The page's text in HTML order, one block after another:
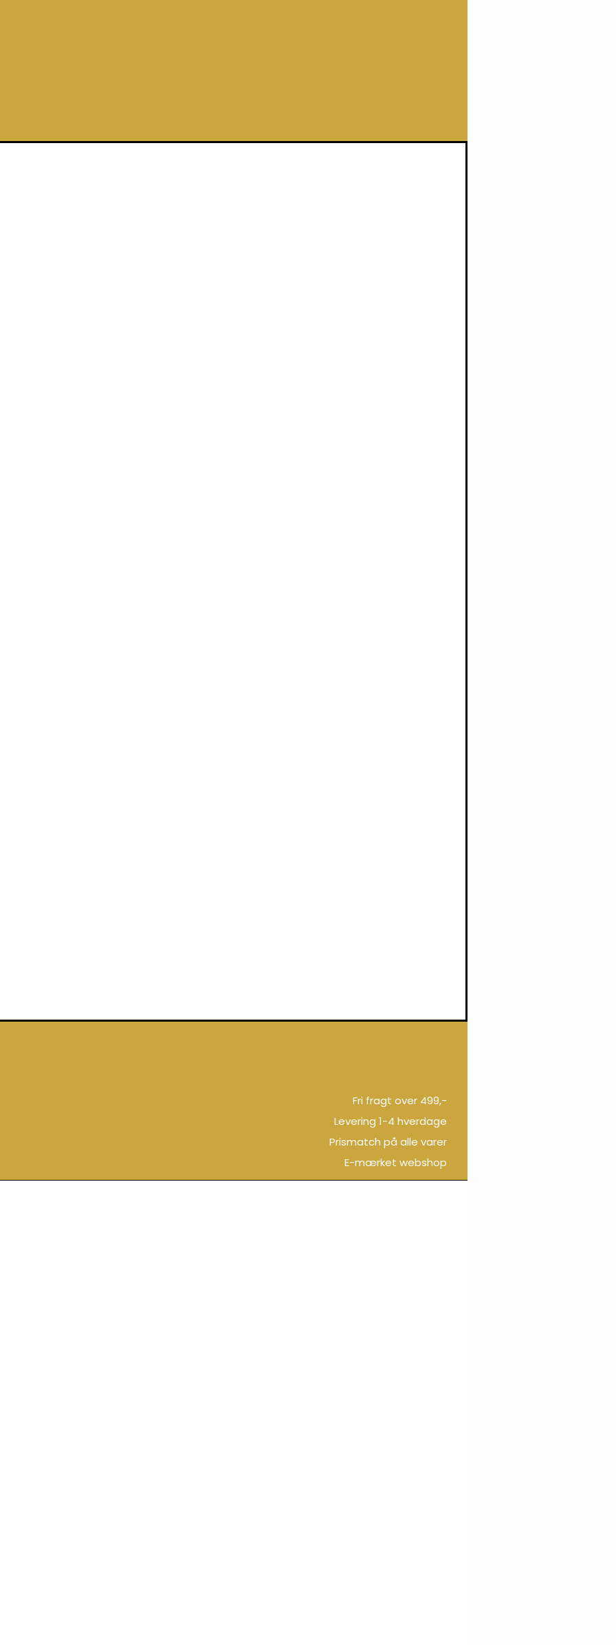
Fri fragt over 499,-
Levering 1-4 hverdage
Prismatch på alle varer
E-mærket webshop